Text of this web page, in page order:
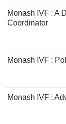
Monash IVF : A
Coordinator
Monash IVF :
Monash IVF :